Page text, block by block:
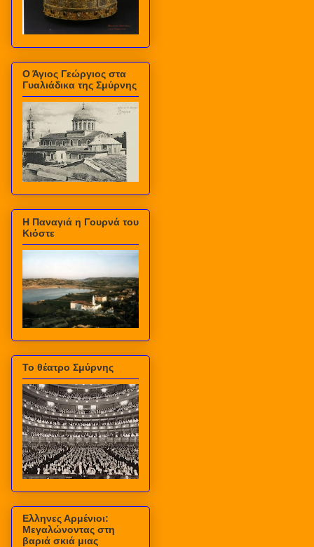
Ο Άγιος Γεώργιος στα
Γυαλιάδικα της Σμύρνης
Η Παναγιά η Γουρνά του
Κιόστε
Το θέατρο Σμύρνης
Ελληνες Αρμένιοι:
Μεγαλώνοντας στη
βαριά σκιά μιας